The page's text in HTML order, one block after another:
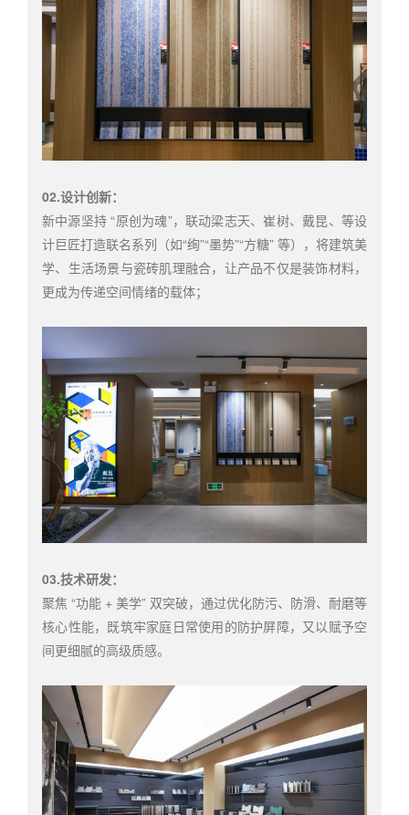
02.设计创新：
新中源坚持 “原创为魂”，联动梁志天、崔树、戴昆、等设
计巨匠打造联名系列（如“绚”“墨势”“方糖” 等），将建筑美
学、生活场景与瓷砖肌理融合，让产品不仅是装饰材料，
更成为传递空间情绪的载体；
03.技术研发：
聚焦 “功能 + 美学” 双突破，通过优化防污、防滑、耐磨等
核心性能，既筑牢家庭日常使用的防护屏障，又以赋予空
间更细腻的高级质感。